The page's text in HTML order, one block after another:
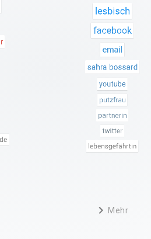
Mehr
lesbisch
facebook
email
sahra bossard
youtube
putzfrau
partnerin
twitter
lebensgefährtin